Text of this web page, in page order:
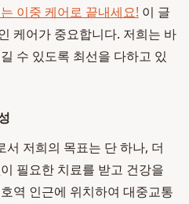
이중 케어로 끝내세요! 이 글
케어가 중요합니다. 저희는 바
수 있도록 최선을 다하고 있
서 저희의 목표는 단 하나, 더
필요한 치료를 받고 건강을
역 인근에 위치하여 대중교통